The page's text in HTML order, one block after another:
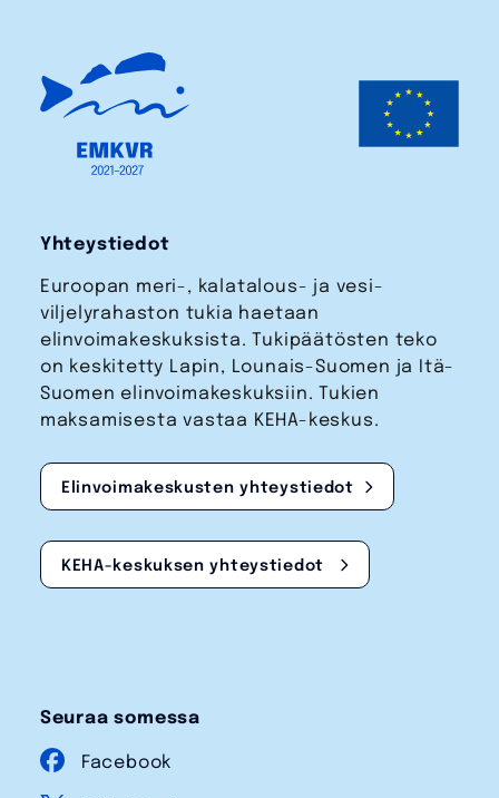
Yhteystiedot
Euroopan meri-, kalatalous- ja vesi­
viljelyrahaston tukia haetaan
elinvoimakeskuksista. Tukipäätösten teko
on keskitetty Lapin, Lounais-Suomen ja Itä-
Suomen elinvoimakeskuksiin. Tukien
maksamisesta vastaa KEHA-keskus.
Elinvoimakeskusten yhteystiedot
KEHA-keskuksen yhteystiedot
Seuraa somessa
Facebook